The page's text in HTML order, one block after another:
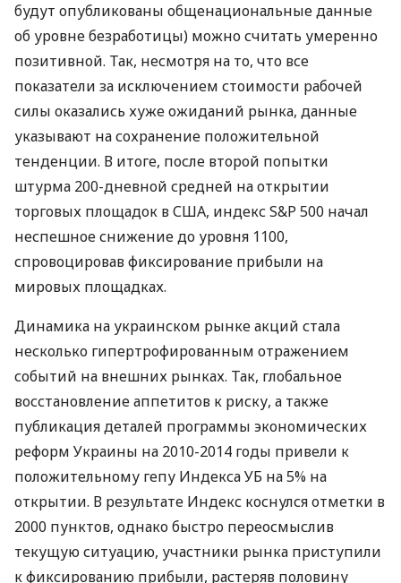
будут опубликованы общенациональные данные
об уровне безработицы) можно считать умеренно
позитивной. Так, несмотря на то, что все
показатели за исключением стоимости рабочей
силы оказались хуже ожиданий рынка, данные
указывают на сохранение положительной
тенденции. В итоге, после второй попытки
штурма 200-дневной средней на открытии
торговых площадок в США, индекс S&P 500 начал
неспешное снижение до уровня 1100,
спровоцировав фиксирование прибыли на
мировых площадках.
Динамика на украинском рынке акций стала
несколько гипертрофированным отражением
событий на внешних рынках. Так, глобальное
восстановление аппетитов к риску, а также
публикация деталей программы экономических
реформ Украины на 2010-2014 годы привели к
положительному гепу Индекса УБ на 5% на
открытии. В результате Индекс коснулся отметки в
2000 пунктов, однако быстро переосмыслив
текущую ситуацию, участники рынка приступили
к фиксированию прибыли, растеряв половину